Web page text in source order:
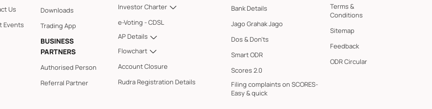
Us
Events
Downloads
Trading App
BUSINESS
PARTNERS
Authorised Person
Referral Partner
Investor Charter
e-Voting - CDSL
AP Details
Flowchart
Account Closure
Rudra Registration Details
Bank Details
Jago Grahak Jago
Dos & Don'ts
Smart ODR
Scores 2.0
Filing complaints on SCORES-
Easy & quick
Terms &
Conditions
Sitemap
Feedback
ODR Circular